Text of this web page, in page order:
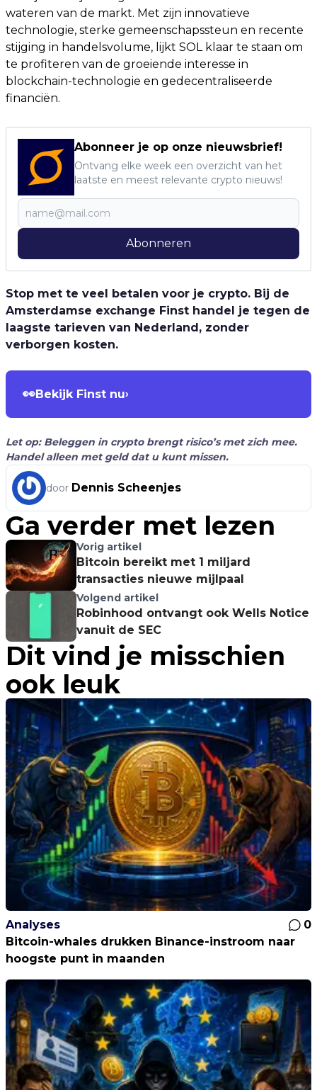
wateren van de markt. Met zijn innovatieve
technologie, sterke gemeenschapssteun en recente
stijging in handelsvolume, lijkt SOL klaar te staan om
te profiteren van de groeiende interesse in
blockchain-technologie en gedecentraliseerde
financiën.
Abonneer je op onze nieuwsbrief!
Ontvang elke week een overzicht van het
laatste en meest relevante crypto nieuws!
Abonneren
Stop met te veel betalen voor je crypto. Bij de
Amsterdamse exchange Finst handel je tegen de
laagste tarieven van Nederland, zonder
verborgen kosten.
👀Bekijk Finst nu›
Let op: Beleggen in crypto brengt risico’s met zich mee.
Handel alleen met geld dat u kunt missen.
door Dennis Scheenjes
Ga verder met lezen
Vorig artikel
Bitcoin bereikt met 1 miljard
transacties nieuwe mijlpaal
Volgend artikel
Robinhood ontvangt ook Wells Notice
vanuit de SEC
Dit vind je misschien
ook leuk
Analyses
0
Bitcoin-whales drukken Binance-instroom naar
hoogste punt in maanden